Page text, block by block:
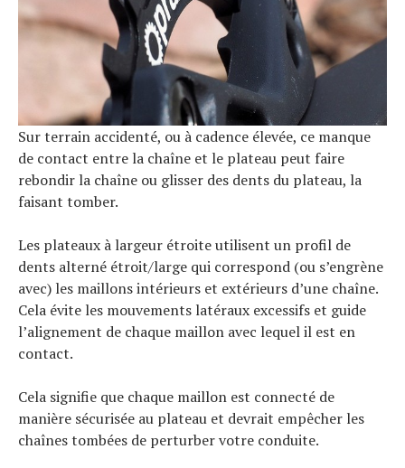
Sur terrain accidenté, ou à cadence élevée, ce manque
de contact entre la chaîne et le plateau peut faire
rebondir la chaîne ou glisser des dents du plateau, la
faisant tomber.
Les plateaux à largeur étroite utilisent un profil de
dents alterné étroit/large qui correspond (ou s’engrène
avec) les maillons intérieurs et extérieurs d’une chaîne.
Cela évite les mouvements latéraux excessifs et guide
l’alignement de chaque maillon avec lequel il est en
contact.
Cela signifie que chaque maillon est connecté de
manière sécurisée au plateau et devrait empêcher les
chaînes tombées de perturber votre conduite.
Tous nos articles
À propos